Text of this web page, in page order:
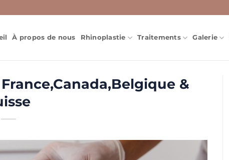
À propos de nous Rhinoplastie Traitements Galerie
&